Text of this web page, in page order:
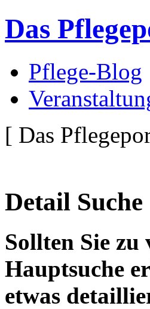
Das
Pflege-Blog
[ Das
Detail Suche
Sollten Sie zu
Hauptsuche
etwas